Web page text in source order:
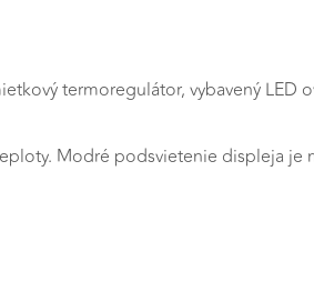
termoregulátor, vybavený LED
Modré podsvietenie displeja